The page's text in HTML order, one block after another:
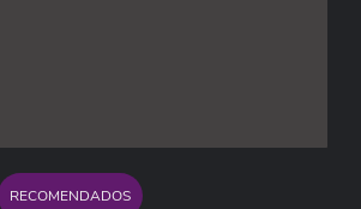
RECOMENDADOS